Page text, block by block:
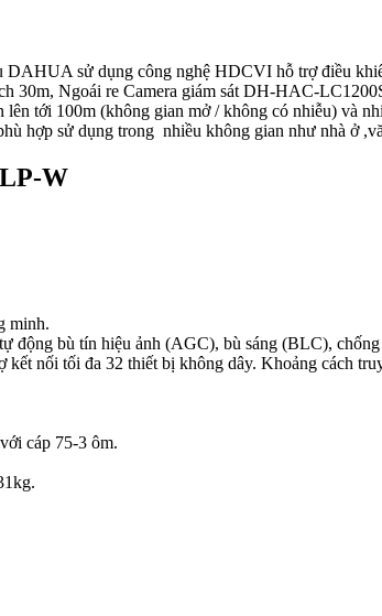
DAHUA sử dụng công nghệ HDCVI hỗ trợ điều
30m, Ngoái re Camera giám sát DH-HAC-
lên tới 100m (không gian mở / không có nhiễu) và
hợp sử dụng trong nhiều không gian như nhà ở
W
minh.
động bù tín hiệu ảnh (AGC), bù sáng (BLC),
nối tối đa 32 thiết bị không dây. Khoảng cách
cáp 75-3 ôm.